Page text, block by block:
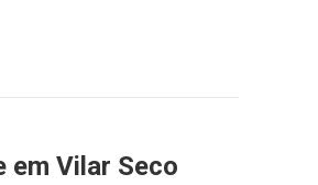
em Vilar Seco